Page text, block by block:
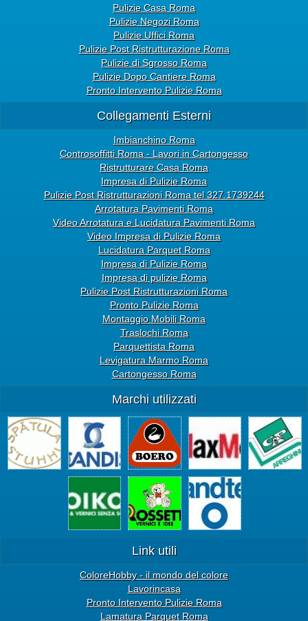
Pulizie Casa Roma
Pulizie Negozi Roma
Pulizie Uffici Roma
Pulizie Post Ristrutturazione Roma
Pulizie di Sgrosso Roma
Pulizie Dopo Cantiere Roma
Pronto Intervento Pulizie Roma
Collegamenti Esterni
Imbianchino Roma
Controsoffitti Roma - Lavori in Cartongesso
Ristrutturare Casa Roma
Impresa di Pulizie Roma
Pulizie Post Ristrutturazioni Roma tel 327.1739244
Arrotatura Pavimenti Roma
Video Arrotatura e Lucidatura Pavimenti Roma
Video Impresa di Pulizie Roma
Lucidatura Parquet Roma
Impresa di Pulizie Roma
Impresa di pulizie Roma
Pulizie Post Ristrutturazioni Roma
Pronto Pulizie Roma
Montaggio Mobili Roma
Traslochi Roma
Parquettista Roma
Levigatura Marmo Roma
Cartongesso Roma
Marchi utilizzati
Link utili
ColoreHobby - il mondo del colore
Lavorincasa
Pronto Intervento Pulizie Roma
Lamatura Parquet Roma